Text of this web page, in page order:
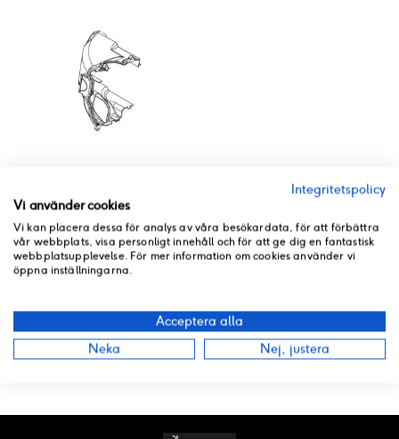
3141006
Rating:
0%
I lager
139 kr
Integritetspolicy
Vi använder cookies
Vi kan placera dessa för analys av våra besökardata, för att förbättra
vår webbplats, visa personligt innehåll och för att ge dig en fantastisk
webbplatsupplevelse. För mer information om cookies använder vi
öppna inställningarna.
Acceptera alla
Neka
Nej, justera